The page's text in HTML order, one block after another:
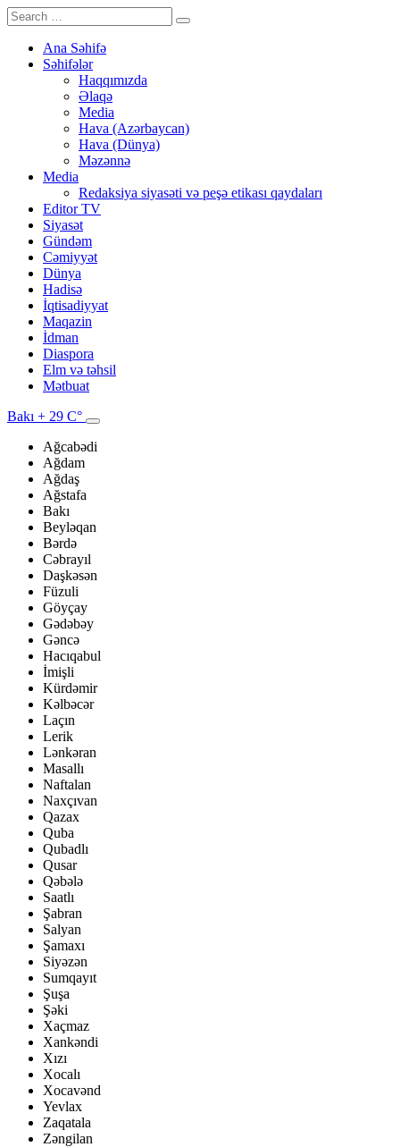
Ana Səhifə
Səhifələr
Haqqımızda
Əlaqə
Media
Hava (Azərbaycan)
Hava (Dünya)
Məzənnə
Media
Redaksiya siyasəti və peşə etikası qaydaları
Editor TV
Siyasət
Gündəm
Cəmiyyət
Dünya
Hadisə
İqtisadiyyat
Maqazin
İdman
Diaspora
Elm və təhsil
Mətbuat
Bakı + 29 C°
Ağcabədi
Ağdam
Ağdaş
Ağstafa
Bakı
Beyləqan
Bərdə
Cəbrayıl
Daşkəsən
Füzuli
Göyçay
Gədəbəy
Gəncə
Hacıqabul
İmişli
Kürdəmir
Kəlbəcər
Laçın
Lerik
Lənkəran
Masallı
Naftalan
Naxçıvan
Qazax
Quba
Qubadlı
Qusar
Qəbələ
Saatlı
Şabran
Salyan
Şamaxı
Siyəzən
Sumqayıt
Şuşa
Şəki
Xaçmaz
Xankəndi
Xızı
Xocalı
Xocavənd
Yevlax
Zaqatala
Zəngilan